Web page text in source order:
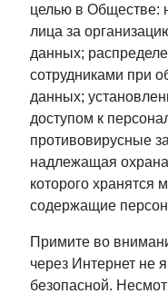
целью в Обществе:
лица за
данных;
сотрудниками при
данных;
доступом к
противовирусные
надлежащая
которого хранятся
содержащие
Примите во
через Интернет не
безопасной.